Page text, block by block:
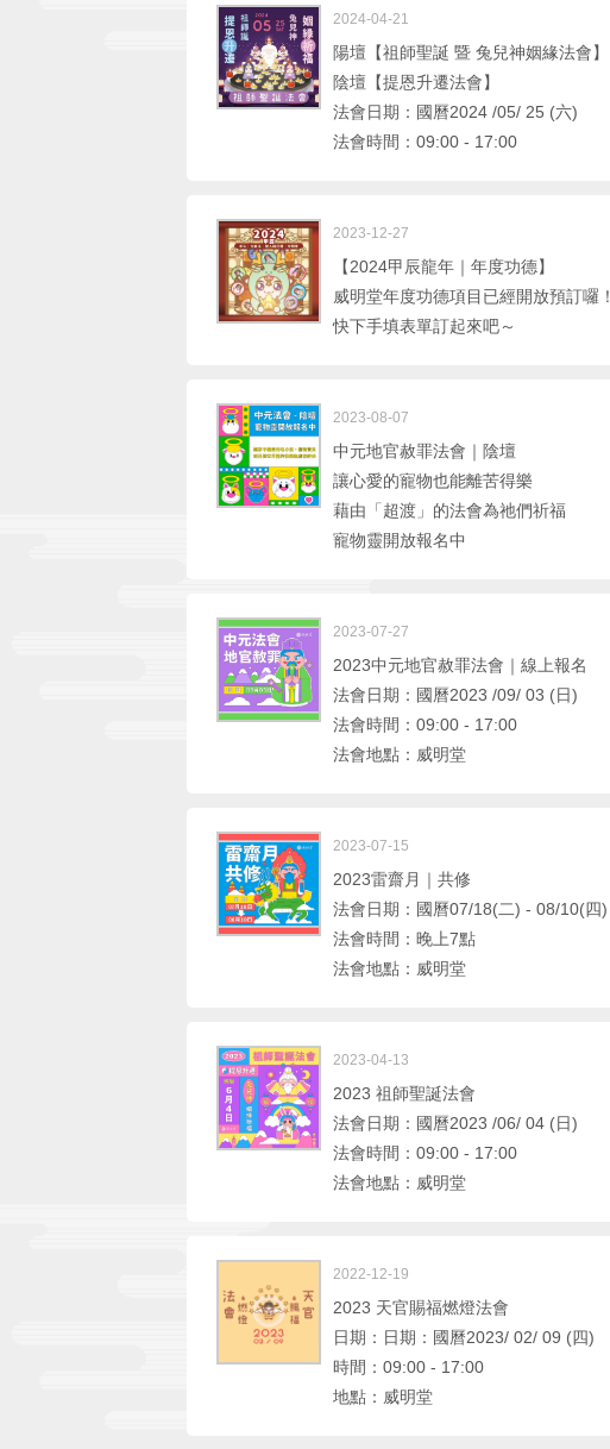
2024-04-21
陽壇【祖師聖誕 暨 兔兒神姻緣法會】
陰壇【提恩升遷法會】
法會日期：國曆2024 /05/ 25 (六)
法會時間：09:00 - 17:00
2023-12-27
【2024甲辰龍年｜年度功德】
威明堂年度功德項目已經開放預訂囉！
快下手填表單訂起來吧～
2023-08-07
中元地官赦罪法會｜陰壇
讓心愛的寵物也能離苦得樂
藉由「超渡」的法會為祂們祈福
寵物靈開放報名中
2023-07-27
2023中元地官赦罪法會｜線上報名
法會日期：國曆2023 /09/ 03 (日)
法會時間：09:00 - 17:00
法會地點：威明堂
2023-07-15
2023雷齋月｜共修
法會日期：國曆07/18(二) - 08/10(四)
法會時間：晚上7點
法會地點：威明堂
2023-04-13
2023 祖師聖誕法會
法會日期：國曆2023 /06/ 04 (日)
法會時間：09:00 - 17:00
法會地點：威明堂
2022-12-19
2023 天官賜福燃燈法會
日期：日期：國曆2023/ 02/ 09 (四)
時間：09:00 - 17:00
地點：威明堂